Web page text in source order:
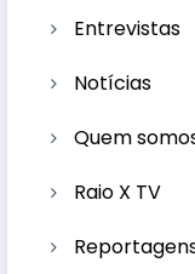
Entrevistas
Notícias
Quem
Raio X TV